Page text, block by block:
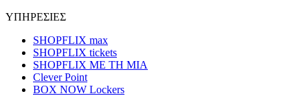
ΥΠΗΡΕΣΙΕΣ
SHOPFLIX max
SHOPFLIX tickets
SHOPFLIX ΜΕ ΤΗ ΜΙΑ
Clever Point
BOX NOW Lockers